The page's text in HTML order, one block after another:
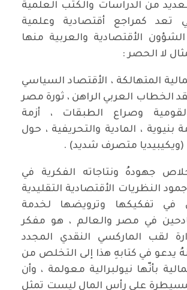
من الدراسات والكتب العلمية
تعد كمراجع أقتصادية وعلمية
الأقتصادية والعربية منها
لا الحصر :
المتهالكة ، الأقتصاد السياسي
الخطاب العربي الراهن ، ثورة مصر
وصراع الطبقات ، أزمة
بنيوية ، المادية والتحريفية ، حول
(ويكيبيديا متصرف شديد) .
جهودهُ ونتاجاته الفكرية في
النظريات الأقتصادية التقليدية
تفكيكها وترويضها لخدمة
في مصر والعالم ، هو مفكر
لقب الماركسي النقدي المجدد
يدعو في كتابهِ هذا إلى التخلص من
بأنّها نيولبرالية معولمة ، وأن
على رأس المال ليست تمثل